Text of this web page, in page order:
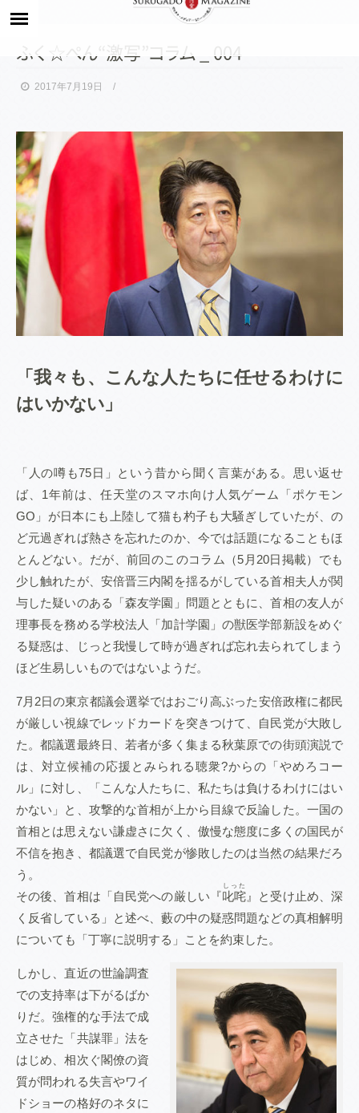
ふく ☆ ぺん“激写 コ ラ ム _ 004
2017年7月19日
「我々も、こんな人たちに任せるわけに
はいかない」
「人の噂も75日」という昔から聞く言葉がある。思い返せ
ば、1年前は、任天堂のスマホ向け人気ゲーム「ポケモン
GO」が日本にも上陸して猫も杓子も大騒ぎしていたが、の
ど元過ぎれば熱さを忘れたのか、今では話題になることもほ
とんどない。だが、前回のこのコラム（5月20日掲載）でも
少し触れたが、安倍晋三内閣を揺るがしている首相夫人が関
与した疑いのある「森友学園」問題とともに、首相の友人が
理事長を務める学校法人「加計学園」の獣医学部新設をめぐ
る疑惑は、じっと我慢して時が過ぎれば忘れ去られてしまう
ほど生易しいものではないようだ。
7月2日の東京都議会選挙ではおごり高ぶった安倍政権に都民
が厳しい視線でレッドカードを突きつけて、自民党が大敗し
た。都議選最終日、若者が多く集まる秋葉原での街頭演説で
は、対立候補の応援とみられる聴衆?からの「やめろコー
ル」に対し、「こんな人たちに、私たちは負けるわけにはい
かない」と、攻撃的な首相が上から目線で反論した。一国の
首相とは思えない謙虚さに欠く、傲慢な態度に多くの国民が
不信を抱き、都議選で自民党が惨敗したのは当然の結果だろ
う。
その後、首相は「自民党への厳しい『叱咤
しった
』と受け止め、深
く反省している」と述べ、藪の中の疑惑問題などの真相解明
についても「丁寧に説明する」ことを約束した。
しかし、直近の世論調査
での支持率は下がるばか
りだ。強権的な手法で成
立させた「共謀罪」法を
はじめ、相次ぐ閣僚の資
質が問われる失言やワイ
ドショーの格好のネタに